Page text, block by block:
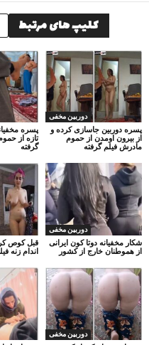
کلیپ های مرتبط
پسره
تازه از
گرفته
دوربین مخفی
پسره دوربین جاسازی کرده و
از بیرون اومدن از حموم
مادرش فیلم گرفته
قبل کوص
اندام زنه
دوربین مخفی
شکار مخفیانه دوتا کون ایرانی
از هموطنان خارج از کشور
دوربین مخفی